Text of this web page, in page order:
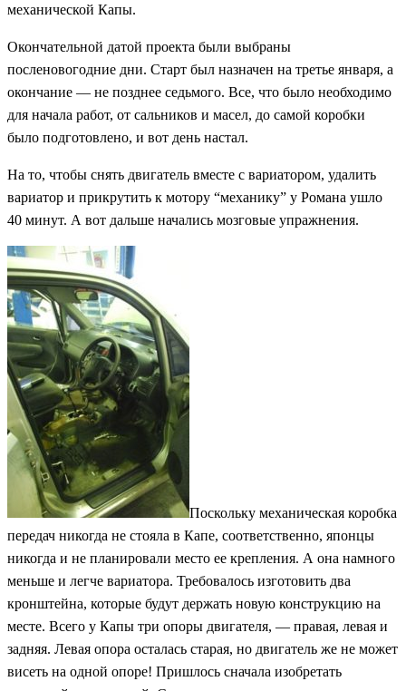
механической Капы.
Окончательной датой проекта были выбраны
посленовогодние дни. Старт был назначен на третье января, а
окончание — не позднее седьмого. Все, что было необходимо
для начала работ, от сальников и масел, до самой коробки
было подготовлено, и вот день настал.
На то, чтобы снять двигатель вместе с вариатором, удалить
вариатор и прикрутить к мотору “механику” у Романа ушло
40 минут. А вот дальше начались мозговые упражнения.
Поскольку механическая коробка
передач никогда не стояла в Капе, соответственно, японцы
никогда и не планировали место ее крепления. А она намного
меньше и легче вариатора. Требовалось изготовить два
кронштейна, которые будут держать новую конструкцию на
месте. Всего у Капы три опоры двигателя, — правая, левая и
задняя. Левая опора осталась старая, но двигатель же не может
висеть на одной опоре! Пришлось сначала изобретать